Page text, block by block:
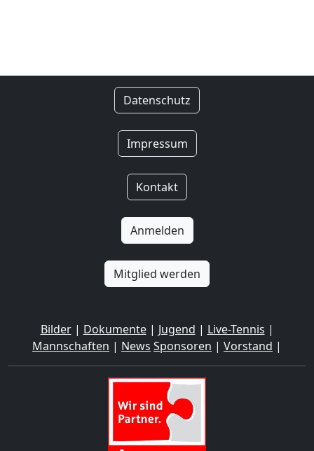
Datenschutz
Impressum
Kontakt
Anmelden
Mitglied werden
Bilder| Dokumente| Jugend | Live-Tennis |
Mannschaften | News Sponsoren | Vorstand |